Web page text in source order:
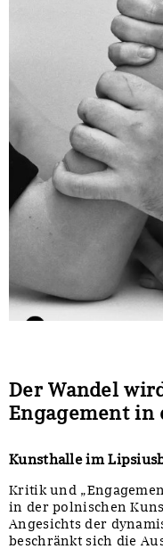
Der Wandel
Engagement in
Kunsthalle im
Kritik und
in der polnischen
Angesichts der
beschränkt sich die